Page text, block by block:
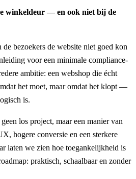
winkeldeur — en ook niet bij de
de bezoekers de website niet goed kon
voor een minimale compliance-
ambitie: een webshop die écht
het moet, maar omdat het klopt —
is.
los project, maar een manier van
hogere conversie en een sterkere
laten we zien hoe toegankelijkheid is
praktisch, schaalbaar en zonder